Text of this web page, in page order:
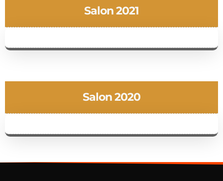
Salon 2021
Salon 2020